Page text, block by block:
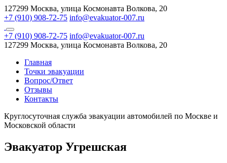
127299 Москва, улица Космонавта Волкова, 20
+7 (910) 908-72-75 info@evakuator-007.ru
+7 (910) 908-72-75 info@evakuator-007.ru
127299 Москва, улица Космонавта Волкова, 20
Главная
Точки эвакуации
Вопрос/Ответ
Отзывы
Контакты
Круглосуточная служба эвакуации автомобилей по Москве и
Московской области
Эвакуатор Угрешская